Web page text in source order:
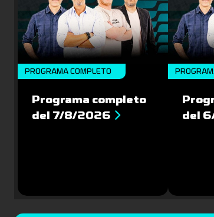
PROGRAMA COMPLETO
Programa completo
del 7/8/2026
del